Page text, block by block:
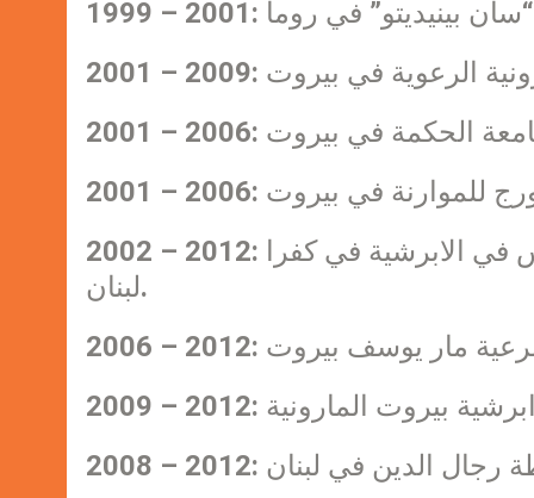
2002 – 2012: مندوبا شخصيا للمطران في مدرسة مار اغسطينوس في الابرشية في كفرا
لبنان.